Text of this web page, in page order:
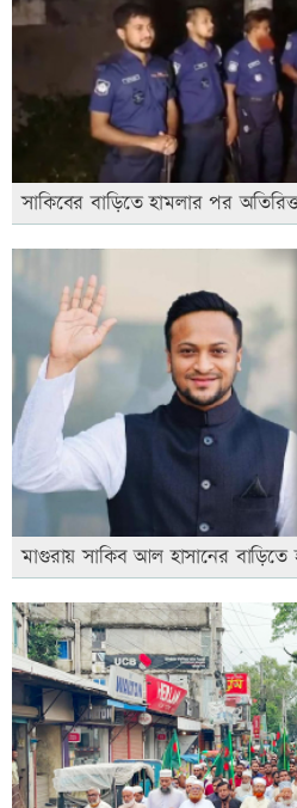
সাকিবের বাড়িতে হামলার পর
মাগুরায় সাকিব আল হাসানের বাড়িতে